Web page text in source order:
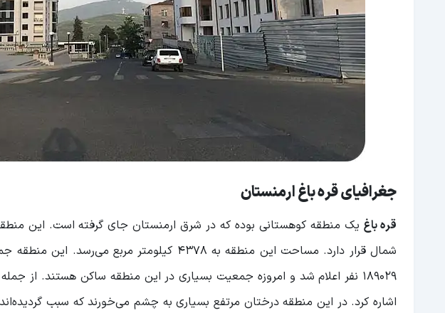
جغرافیای قره باغ ارمنستان
قره باغیک منطقه کوهستانی بوده که در شرق ارمنستان جای گرفته است. این
189029 نفر اعلام شد و امروزه جمعیت بسیاری در این منطقه ساکن هستند. از
اشاره کرد. در این منطقه درختان مرتفع بسیاری به چشم می‌خورند که سبب